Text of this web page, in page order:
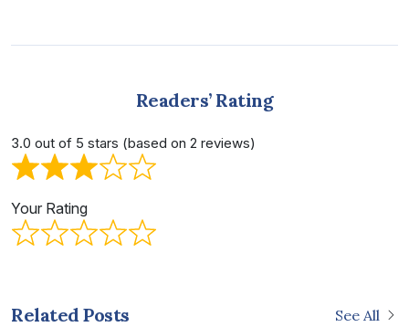
Readers’ Rating
3.0 out of 5 stars (based on 2 reviews)
Your Rating
Related Posts See All